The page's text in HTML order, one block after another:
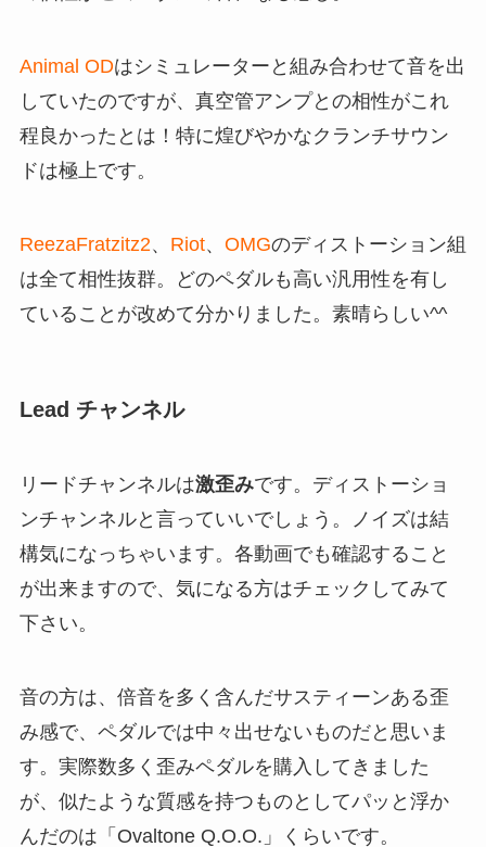
Animal ODはシミュレーターと組み合わせて音を出
していたのですが、真空管アンプとの相性がこれ
程良かったとは！特に煌びやかなクランチサウン
ドは極上です。
ReezaFratzitz2、 Riot、 OMGのディストーション組
は全て相性抜群。どのペダルも高い汎用性を有し
ていることが改めて分かりました。素晴らしい^^
Lead チャンネル
リードチャンネルは激歪みです。ディストーショ
ンチャンネルと言っていいでしょう。ノイズは結
構気になっちゃいます。各動画でも確認すること
が出来ますので、気になる方はチェックしてみて
下さい。
音の方は、倍音を多く含んだサスティーンある歪
み感で、ペダルでは中々出せないものだと思いま
す。実際数多く歪みペダルを購入してきました
が、似たような質感を持つものとしてパッと浮か
んだのは「Ovaltone Q.O.O.」くらいです。